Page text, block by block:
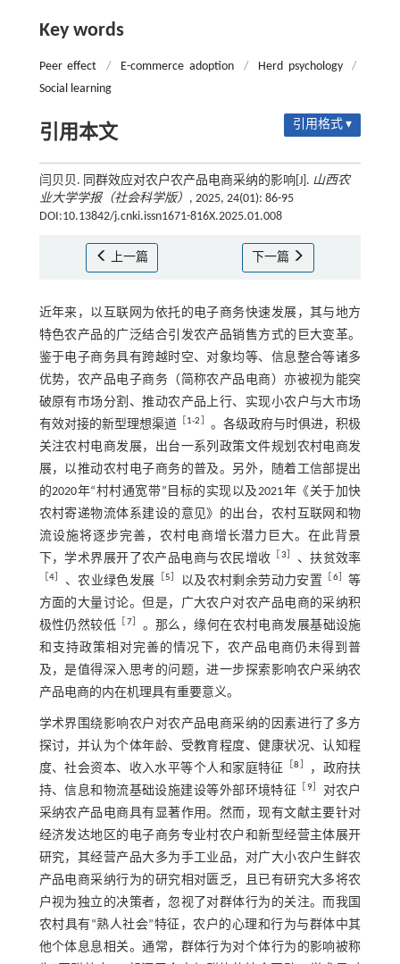
Key words
Peer effect / E-commerce adoption / Herd psychology
/
Social learning
引用本文 引用格式 ▾
闫贝贝. 同群效应对农户农产品电商采纳的影响[J]. 山西农
业大学学报（社会科学版） , 2025, 24(01): 86-95
DOI:10.13842/j.cnki.issn1671-816X.2025.01.008
上一篇 下一篇
近年来，以互联网为依托的电子商务快速发展，其与地方
特色农产品的广泛结合引发农产品销售方式的巨大变革。
鉴于电子商务具有跨越时空、对象均等、信息整合等诸多
优势，农产品电子商务（简称农产品电商）亦被视为能突
破原有市场分割、推动农产品上行、实现小农户与大市场
有效对接的新型理想渠道
1⁃2
。各级政府与时俱进，积极
关注农村电商发展，出台一系列政策文件规划农村电商发
展，以推动农村电子商务的普及。另外，随着工信部提出
的2020年“村村通宽带”目标的实现以及2021年《关于加快
农村寄递物流体系建设的意见》的出台，农村互联网和物
流设施将逐步完善，农村电商增长潜力巨大。在此背景
下，学术界展开了农产品电商与农民增收
3 、扶贫效率
4 、农业绿色发展 ［5 以及农村剩余劳动力安置 6］等
方面的大量讨论。但是，广大农户对农产品电商的采纳积
极性仍然较低
7］ 。那么，缘何在农村电商发展基础设施
和支持政策相对完善的情况下，农产品电商仍未得到普
及，是值得深入思考的问题，进一步探索影响农户采纳农
产品电商的内在机理具有重要意义。
学术界围绕影响农户对农产品电商采纳的因素进行了多方
探讨，并认为个体年龄、受教育程度、健康状况、认知程
度、社会资本、收入水平等个人和家庭特征 ［8
，政府扶
持、信息和物流基础设施建设等外部环境特征
9］
对农户
采纳农产品电商具有显著作用。然而，现有文献主要针对
经济发达地区的电子商务专业村农户和新型经营主体展开
研究，其经营产品大多为手工业品，对广大小农户生鲜农
产品电商采纳行为的研究相对匮乏，且已有研究大多将农
户视为独立的决策者，忽视了对群体行为的关注。而我国
农村具有“熟人社会”特征，农户的心理和行为与群体中其
他个体息息相关。通常，群体行为对个体行为的影响被称